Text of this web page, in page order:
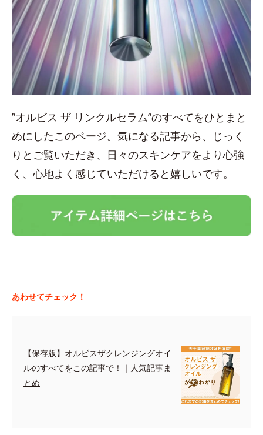
”オルビス ザ リンクルセラム”のすべてをひとまと
めにしたこのページ。気になる記事から、じっく
りとご覧いただき、日々のスキンケアをより心強
く、心地よく感じていただけると嬉しいです。
あわせてチェック！
【保存版】オルビスザクレンジングオイ
ルのすべてをこの記事で！｜人気記事ま
とめ